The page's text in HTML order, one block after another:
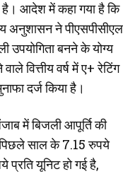
है। आदेश में कहा गया है कि
अनुशासन ने पीएसपीसीएल
बनने के योग्य
वित्तीय वर्ष में ए+ रेटिंग
दर्ज किया है।
में बिजली आपूर्ति की
साल के 7.15 रुपये
यूनिट हो गई है,